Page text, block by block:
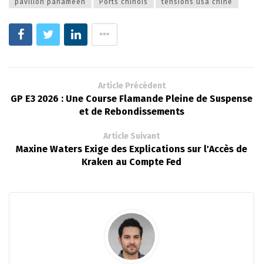
pavillon panaméen Ports chinois tensions usa chine
Article Précédent
GP E3 2026 : Une Course Flamande Pleine de Suspense
et de Rebondissements
Article Suivant
Maxine Waters Exige des Explications sur l'Accès de
Kraken au Compte Fed